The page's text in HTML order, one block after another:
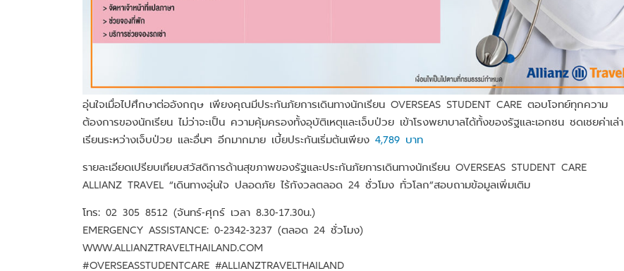
อุ่นใจเมื่อไปศึกษาต่ออังกฤษ เพียงคุณมีประกันภัยการเดินทางนักเรียน OVERSEAS STUDENT CARE ตอบโจทย์ทุกความ
ต้องการของนักเรียน ไม่ว่าจะเป็น ความคุ้มครองทั้งอุบัติเหตุและเจ็บป่วย เข้าโรงพยาบาลได้ทั้งของรัฐและเอกชน ชดเชยค่าเล่า
เรียนระหว่างเจ็บป่วย และอื่นๆ อีกมากมาย เบี้ยประกันเริ่มต้นเพียง 4,789 บาท
รายละเอียดเปรียบเทียบสวัสดิการด้านสุขภาพของรัฐและประกันภัยการเดินทางนักเรียน OVERSEAS STUDENT CARE
ALLIANZ TRAVEL “เดินทางอุ่นใจ ปลอดภัย ไร้กังวลตลอด 24 ชั่วโมง ทั่วโลก”สอบถามข้อมูลเพิ่มเติม
โทร: 02 305 8512 (จันทร์-ศุกร์ เวลา 8.30-17.30น.)
EMERGENCY ASSISTANCE: 0-2342-3237 (ตลอด 24 ชั่วโมง)
WWW.ALLIANZTRAVELTHAILAND.COM
#OVERSEASSTUDENTCARE #ALLIANZTRAVELTHAILAND